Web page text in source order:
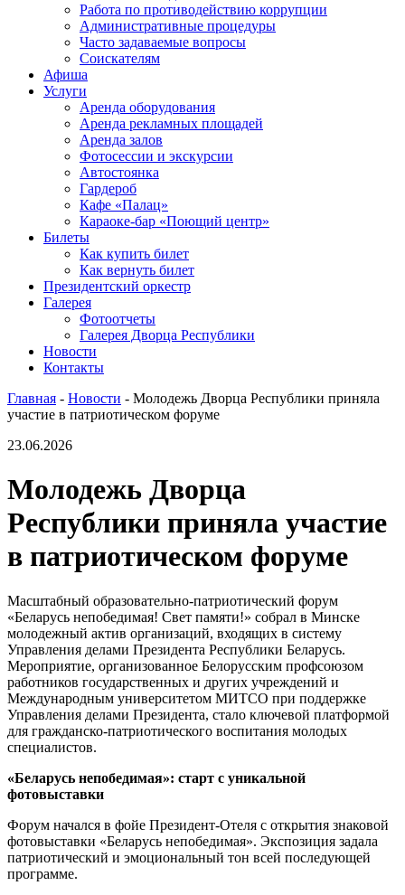
Работа по противодействию коррупции
Административные процедуры
Часто задаваемые вопросы
Соискателям
Афиша
Услуги
Аренда оборудования
Аренда рекламных площадей
Аренда залов
Фотосессии и экскурсии
Автостоянка
Гардероб
Кафе «Палац»
Караоке-бар «Поющий центр»
Билеты
Как купить билет
Как вернуть билет
Президентский оркестр
Галерея
Фотоотчеты
Галерея Дворца Республики
Новости
Контакты
Главная - Новости - Молодежь Дворца Республики приняла
участие в патриотическом форуме
23.06.2026
Молодежь Дворца
Республики приняла участие
в патриотическом форуме
Масштабный образовательно-патриотический форум
«Беларусь непобедимая! Свет памяти!» собрал в Минске
молодежный актив организаций, входящих в систему
Управления делами Президента Республики Беларусь.
Мероприятие, организованное Белорусским профсоюзом
работников государственных и других учреждений и
Международным университетом МИТСО при поддержке
Управления делами Президента, стало ключевой платформой
для гражданско-патриотического воспитания молодых
специалистов.
«Беларусь непобедимая»: старт с уникальной
фотовыставки
Форум начался в фойе Президент-Отеля с открытия знаковой
фотовыставки «Беларусь непобедимая». Экспозиция задала
патриотический и эмоциональный тон всей последующей
программе.